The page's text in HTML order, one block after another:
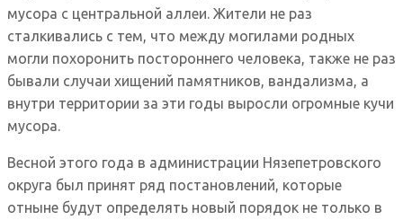
мусора с центральной аллеи. Жители не раз
сталкивались с тем, что между могилами родных
могли похоронить постороннего человека, также не раз
бывали случаи хищений памятников, вандализма, а
внутри территории за эти годы выросли огромные кучи
мусора.
Весной этого года в администрации Нязепетровского
округа был принят ряд постановлений, которые
отныне будут определять новый порядок не только в